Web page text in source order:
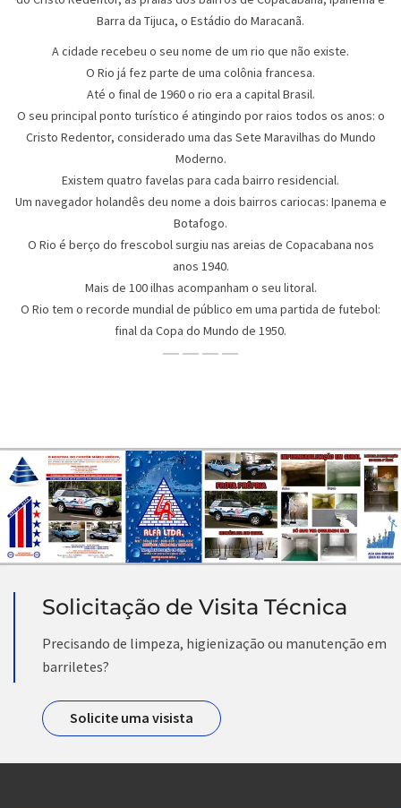
Barra da Tijuca, o Estádio do Maracanã.
A cidade recebeu o seu nome de um rio que não existe.
O Rio já fez parte de uma colônia francesa.
Até o final de 1960 o rio era a capital Brasil.
O seu principal ponto turístico é atingindo por raios todos os anos: o
Cristo Redentor, considerado uma das Sete Maravilhas do Mundo
Moderno.
Existem quatro favelas para cada bairro residencial.
Um navegador holandês deu nome a dois bairros cariocas: Ipanema e
Botafogo.
O Rio é berço do frescobol surgiu nas areias de Copacabana nos
anos 1940.
Mais de 100 ilhas acompanham o seu litoral.
O Rio tem o recorde mundial de público em uma partida de futebol:
final da Copa do Mundo de 1950.
Solicitação de Visita Técnica
Precisando de limpeza, higienização ou manutenção em
barriletes?
Solicite uma visista